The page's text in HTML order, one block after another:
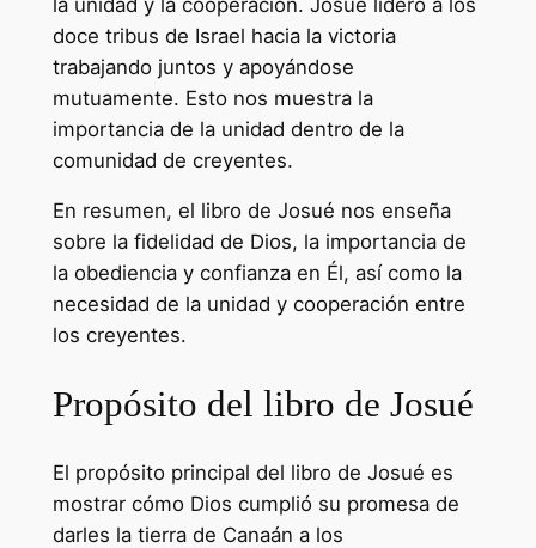
doce tribus de Israel hacia la victoria
trabajando juntos y apoyándose
mutuamente. Esto nos muestra la
importancia de la unidad dentro de la
comunidad de creyentes.
En resumen, el libro de Josué nos enseña
sobre la fidelidad de Dios, la importancia de
la obediencia y confianza en Él, así como la
necesidad de la unidad y cooperación entre
los creyentes.
Propósito del libro de Josué
El propósito principal del libro de Josué es
mostrar cómo Dios cumplió su promesa de
darles la tierra de Canaán a los